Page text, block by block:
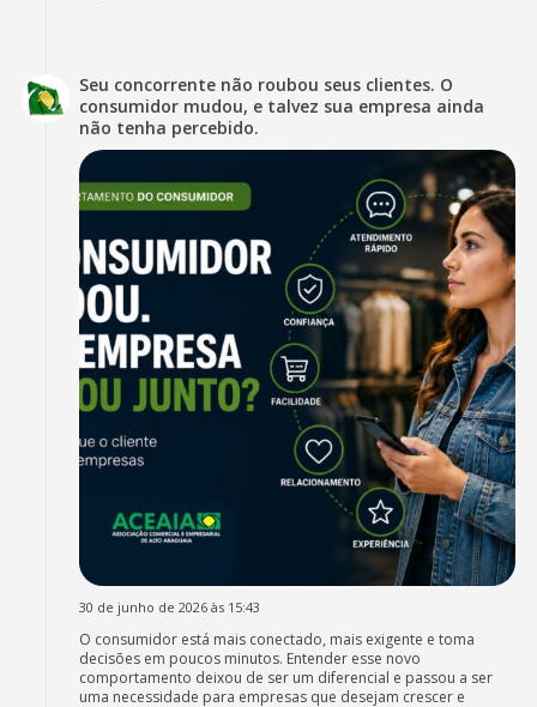
Seu concorrente não roubou seus clientes. O
consumidor mudou, e talvez sua empresa ainda
não tenha percebido.
30 de junho de 2026 às 15:43
O consumidor está mais conectado, mais exigente e toma
decisões em poucos minutos. Entender esse novo
comportamento deixou de ser um diferencial e passou a ser
uma necessidade para empresas que desejam crescer e